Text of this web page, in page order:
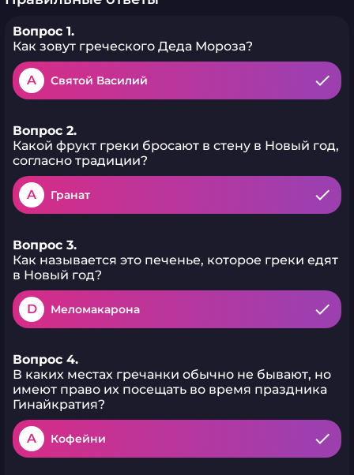
Вопрос 1.
Как зовут греческого Деда Мороза?
A Святой Василий
Вопрос 2.
Какой фрукт греки бросают в стену в Новый год,
согласно традиции?
A Гранат
Вопрос 3.
Как называется это печенье, которое греки едят
в Новый год?
D Меломакарона
Вопрос 4.
В каких местах гречанки обычно не бывают, но
имеют право их посещать во время праздника
Гинайкратия?
A Кофейни